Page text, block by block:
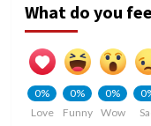
What do you
0%
Love
0%
Funny
0%
Wow